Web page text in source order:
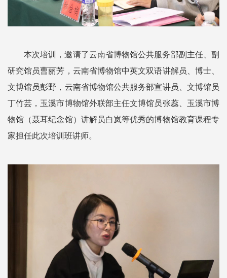
本次培训，邀请了云南省博物馆公共服务部副主任、副
研究馆员曹丽芳，云南省博物馆中英文双语讲解员、博士、
文博馆员彭野，云南省博物馆公共服务部宣讲员、文博馆员
丁竹芸，玉溪市博物馆外联部主任文博馆员张蕊、玉溪市博
物馆（聂耳纪念馆）讲解员白岚等优秀的博物馆教育课程专
家担任此次培训班讲师。